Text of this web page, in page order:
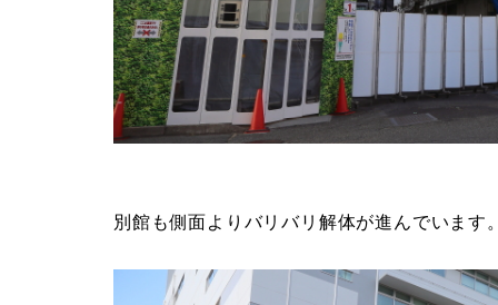
別館も側面よりバリバリ解体が進んでいます